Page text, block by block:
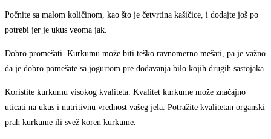
Počnite sa malom količinom, kao što je četvrtina kašičice, i dodajte još po
potrebi jer je ukus veoma jak.
Dobro promešati. Kurkumu može biti teško ravnomerno mešati, pa je važno
da je dobro pomešate sa jogurtom pre dodavanja bilo kojih drugih sastojaka.
Koristite kurkumu visokog kvaliteta. Kvalitet kurkume može značajno
uticati na ukus i nutritivnu vrednost vašeg jela. Potražite kvalitetan organski
prah kurkume ili svež koren kurkume.